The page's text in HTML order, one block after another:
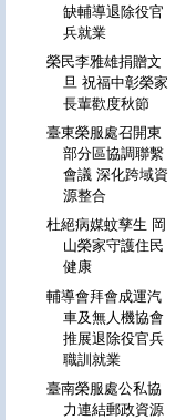
缺輔導退除役官
兵就業
榮民李雅雄捐贈文
旦 祝福中彰榮家
長輩歡度秋節
臺東榮服處召開東
部分區協調聯繫
會議 深化跨域資
源整合
杜絕病媒蚊孳生 岡
山榮家守護住民
健康
輔導會拜會成運汽
車及無人機協會
推展退除役官兵
職訓就業
臺南榮服處公私協
力連結郵政資源